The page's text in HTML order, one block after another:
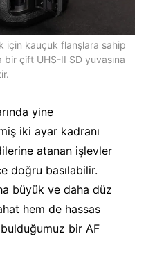
için kauçuk flanşlara sahip
bir çift UHS-II SD yuvasına
yine
iki ayar kadranı
atanan işlevler
doğru basılabilir.
büyük ve daha düz
hem de hassas
bir AF